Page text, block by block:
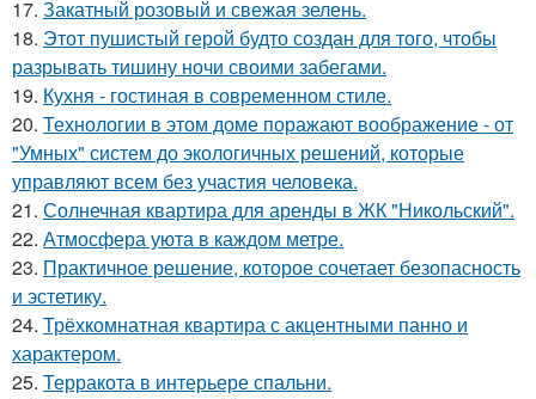
17. Закатный розовый и свежая зелень.
18. Этот пушистый герой будто создан для того, чтобы
разрывать тишину ночи своими забегами.
19. Кухня - гостиная в современном стиле.
20. Технологии в этом доме поражают воображение - от
"Умных" систем до экологичных решений, которые
управляют всем без участия человека.
21. Солнечная квартира для аренды в ЖК "Никольский".
22. Атмосфера уюта в каждом метре.
23. Практичное решение, которое сочетает безопасность
и эстетику.
24. Трёхкомнатная квартира с акцентными панно и
характером.
25. Терракота в интерьере спальни.